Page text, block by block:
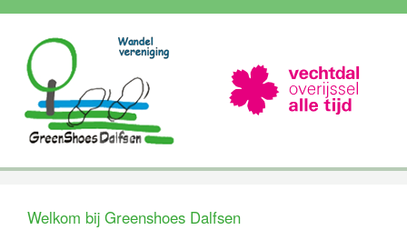
Welkom bij Greenshoes Dalfsen